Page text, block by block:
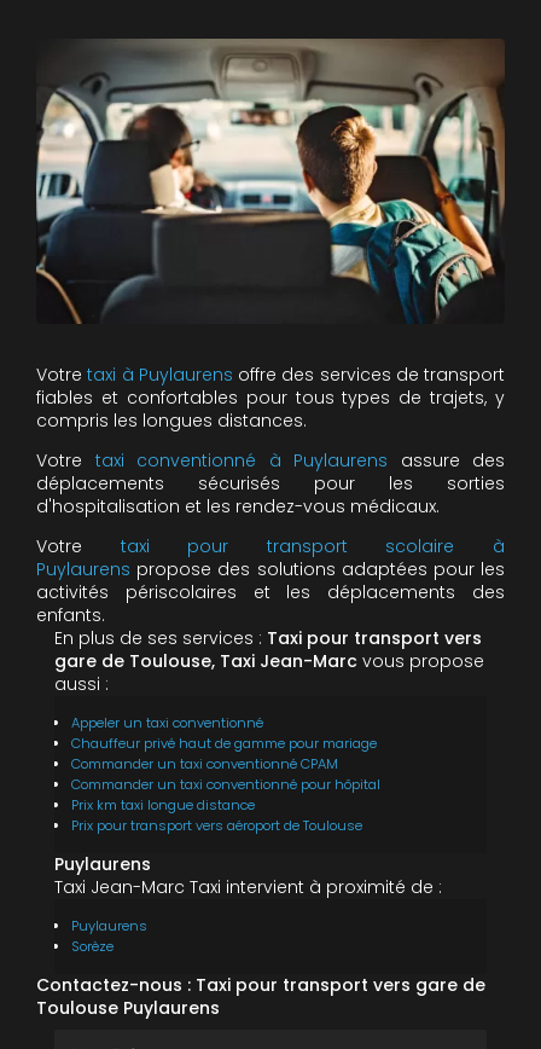
Votretaxi à Puylaurens offre des services de transport
fiables et confortables pour tous types de trajets, y
compris les longues distances.
Votre taxi conventionné à Puylaurens assure des
déplacements sécurisés pour les sorties
d'hospitalisation et les rendez-vous médicaux.
Votre taxi pour transport scolaire à
Puylaurens propose des solutions adaptées pour les
activités périscolaires et les déplacements des
enfants.
En plus de ses services : Taxi pour transport vers
gare de Toulouse, Taxi Jean-Marc vous propose
aussi :
Appeler un taxi conventionné
Chauffeur privé haut de gamme pour mariage
Commander un taxi conventionné CPAM
Commander un taxi conventionné pour hôpital
Prix km taxi longue distance
Prix pour transport vers aéroport de Toulouse
Puylaurens
Taxi Jean-Marc Taxi intervient à proximité de :
Puylaurens
Sorèze
Contactez-nous : Taxi pour transport vers gare de
Toulouse Puylaurens